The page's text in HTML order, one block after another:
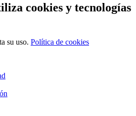
cookies y tecnologías
su uso. Política de cookies